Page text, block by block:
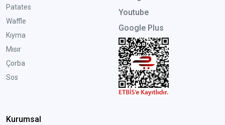
Patates
Waffle
Kıyma
Mısır
Çorba
Sos
Youtube
Google Plus
Kurumsal